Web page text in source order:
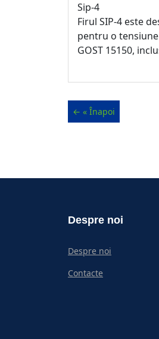
Sip-4
Firul SIP-4 este
pentru o
GOST 15150,
Despre noi
Despre noi
Contacte